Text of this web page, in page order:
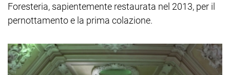
Foresteria, sapientemente restaurata nel 2013, per il
pernottamento e la prima colazione.